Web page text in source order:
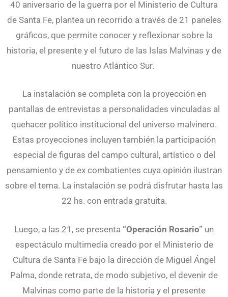
40 aniversario de la guerra por el Ministerio de Cultura
de Santa Fe, plantea un recorrido a través de 21 paneles
gráficos, que permite conocer y reflexionar sobre la
historia, el presente y el futuro de las Islas Malvinas y de
nuestro Atlántico Sur.
La instalación se completa con la proyección en
pantallas de entrevistas a personalidades vinculadas al
quehacer político institucional del universo malvinero.
Estas proyecciones incluyen también la participación
especial de figuras del campo cultural, artístico o del
pensamiento y de ex combatientes cuya opinión ilustran
sobre el tema. La instalación se podrá disfrutar hasta las
22 hs. con entrada gratuita.
Luego, a las 21, se presenta “Operación Rosario” un
espectáculo multimedia creado por el Ministerio de
Cultura de Santa Fe bajo la dirección de Miguel Ángel
Palma, donde retrata, de modo subjetivo, el devenir de
Malvinas como parte de la historia y el presente